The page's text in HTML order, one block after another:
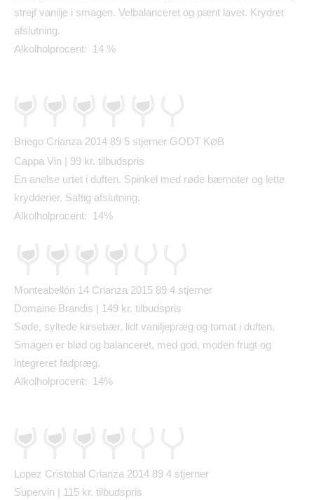
strejf vanilje i smagen. Velbalanceret og pænt lavet. Krydret
afslutning.
Alkolholprocent: 14 %
Briego Crianza 2014 89 5 stjerner GODT KØB
Cappa Vin | 99 kr. tilbudspris
En anelse urtet i duften. Spinkel med røde bærnoter og lette
krydderier. Saftig afslutning.
Alkolholprocent: 14%
Monteabellón 14 Crianza 2015 89 4 stjerner
Domaine Brandis | 149 kr. tilbudspris
Søde, syltede kirsebær, lidt vaniljepræg og tomat i duften.
Smagen er blød og balanceret, med god, moden frugt og
integreret fadpræg.
Alkolholprocent: 14%
Lopez Cristobal Crianza 2014 89 4 stjerner
Supervin | 115 kr. tilbudspris